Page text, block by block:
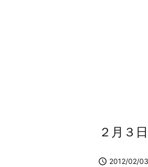
２月３
 2012/02/03